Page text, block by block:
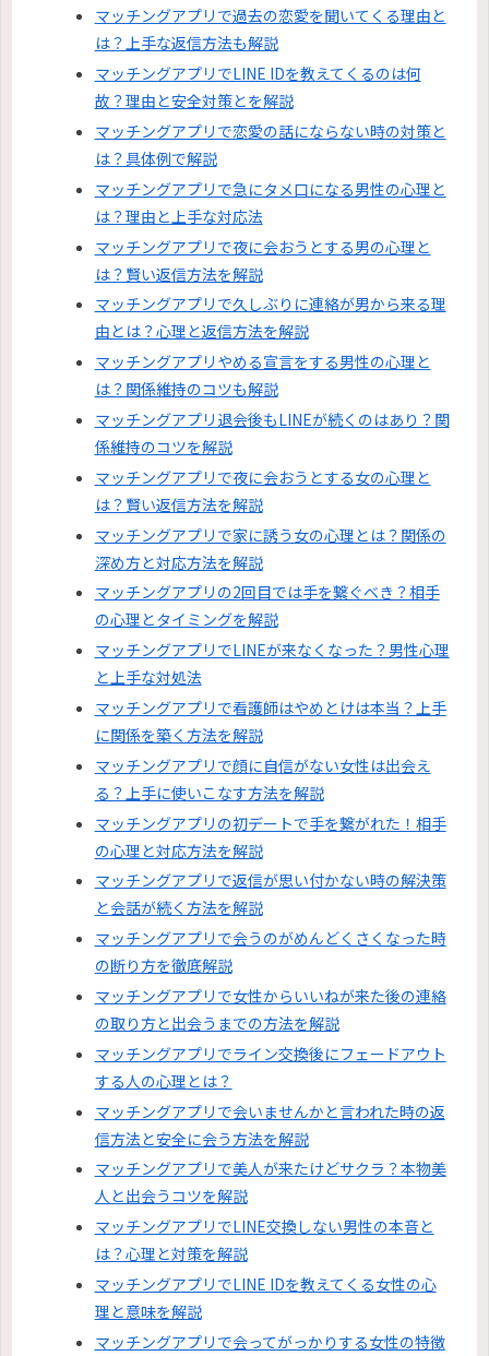
マッチングアプリで過去の恋愛を聞いてくる理由と
は？上手な返信方法も解説
マッチングアプリでLINE IDを教えてくるのは何
故？理由と安全対策とを解説
マッチングアプリで恋愛の話にならない時の対策と
は？具体例で解説
マッチングアプリで急にタメ口になる男性の心理と
は？理由と上手な対応法
マッチングアプリで夜に会おうとする男の心理と
は？賢い返信方法を解説
マッチングアプリで久しぶりに連絡が男から来る理
由とは？心理と返信方法を解説
マッチングアプリやめる宣言をする男性の心理と
は？関係維持のコツも解説
マッチングアプリ退会後もLINEが続くのはあり？関
係維持のコツを解説
マッチングアプリで夜に会おうとする女の心理と
は？賢い返信方法を解説
マッチングアプリで家に誘う女の心理とは？関係の
深め方と対応方法を解説
マッチングアプリの2回目では手を繋ぐべき？相手
の心理とタイミングを解説
マッチングアプリでLINEが来なくなった？男性心理
と上手な対処法
マッチングアプリで看護師はやめとけは本当？上手
に関係を築く方法を解説
マッチングアプリで顔に自信がない女性は出会え
る？上手に使いこなす方法を解説
マッチングアプリの初デートで手を繋がれた！相手
の心理と対応方法を解説
マッチングアプリで返信が思い付かない時の解決策
と会話が続く方法を解説
マッチングアプリで会うのがめんどくさくなった時
の断り方を徹底解説
マッチングアプリで女性からいいねが来た後の連絡
の取り方と出会うまでの方法を解説
マッチングアプリでライン交換後にフェードアウト
する人の心理とは？
マッチングアプリで会いませんかと言われた時の返
信方法と安全に会う方法を解説
マッチングアプリで美人が来たけどサクラ？本物美
人と出会うコツを解説
マッチングアプリでLINE交換しない男性の本音と
は？心理と対策を解説
マッチングアプリでLINE IDを教えてくる女性の心
理と意味を解説
マッチングアプリで会ってがっかりする女性の特徴